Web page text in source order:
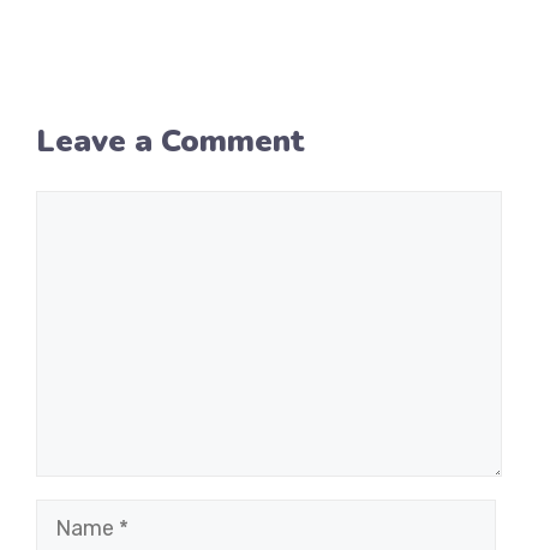
Leave a Comment
Name